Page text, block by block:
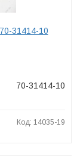
31414-10
70-31414-10
Код: 14035-19